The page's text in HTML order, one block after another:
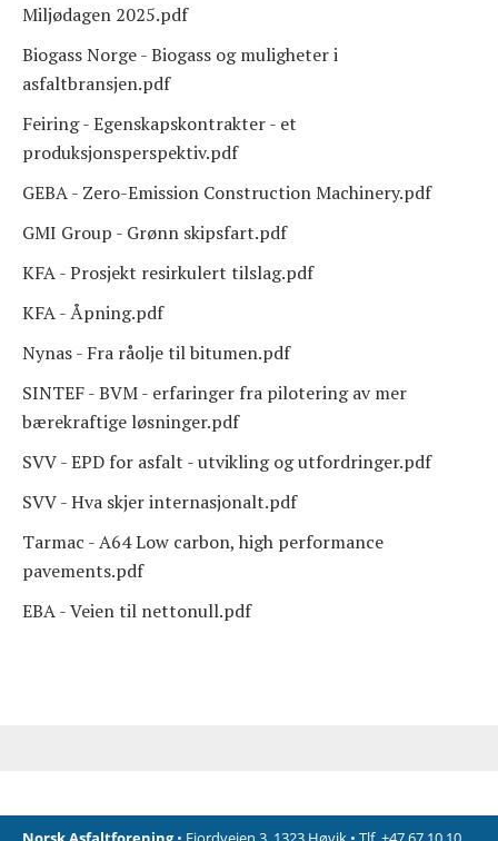
Miljødagen 2025.pdf
Biogass Norge - Biogass og muligheter i
asfaltbransjen.pdf
Feiring - Egenskapskontrakter - et
produksjonsperspektiv.pdf
GEBA - Zero-Emission Construction Machinery.pdf
GMI Group - Grønn skipsfart.pdf
KFA - Prosjekt resirkulert tilslag.pdf
KFA - Åpning.pdf
Nynas - Fra råolje til bitumen.pdf
SINTEF - BVM - erfaringer fra pilotering av mer
bærekraftige løsninger.pdf
SVV - EPD for asfalt - utvikling og utfordringer.pdf
SVV - Hva skjer internasjonalt.pdf
Tarmac - A64 Low carbon, high performance
pavements.pdf
EBA - Veien til nettonull.pdf